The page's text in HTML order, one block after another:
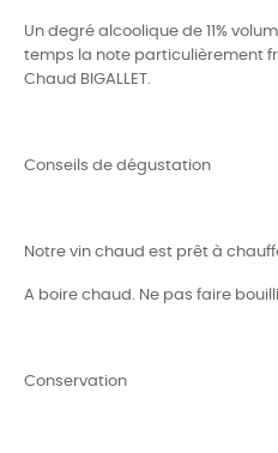
Un degré alcoolique de 11%
temps la note particulièrement
Chaud BIGALLET.
Conseils de dégustation
Notre vin chaud est prêt à
A boire chaud. Ne pas faire
Conservation